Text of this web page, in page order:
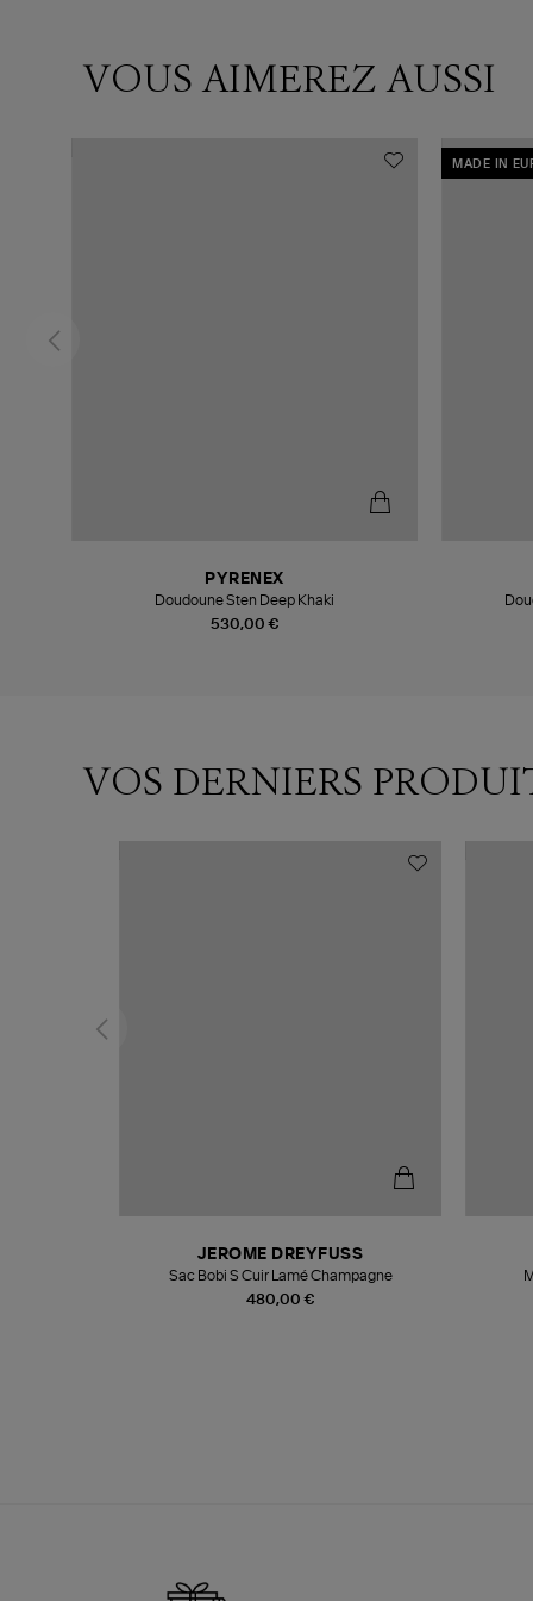
VOUS AIMEREZ AUSSI
530,00 €
PYRENEX
Doudoune Sten Deep Khaki
MADE IN
VOS DERNIERS
480,00 €
JEROME DREYFUSS
Sac Bobi S Cuir Lamé Champagne